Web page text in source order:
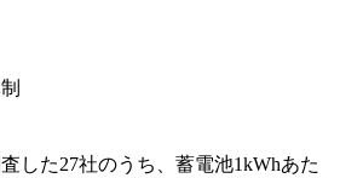
した27社のうち、蓄電池1kWhあた